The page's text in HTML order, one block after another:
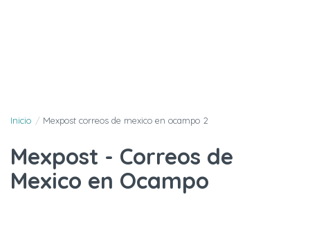
Inicio Mexpost correos de mexico en ocampo 2
Mexpost - Correos de
Mexico en Ocampo